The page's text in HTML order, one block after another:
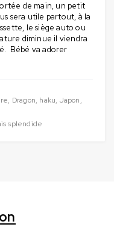
de main, un petit
sera utile partout, à la
le siège auto ou
diminue il viendra
Bébé va adorer
, Dragon, haku, Japon,
splendide